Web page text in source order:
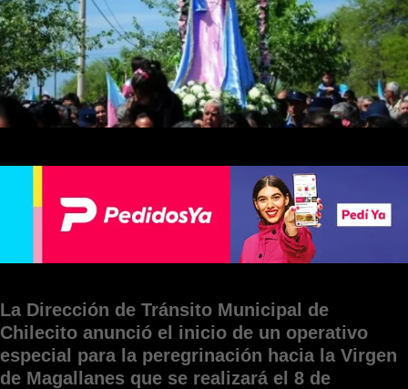
La Dirección de Tránsito Municipal de
Chilecito anunció el inicio de un operativo
especial para la peregrinación hacia la Virgen
de Magallanes que se realizará el 8 de